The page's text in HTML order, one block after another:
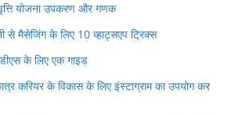
योजना उपकरण और गणक
से मैसेजिंग के लिए 10 व्हाट्सएप ट्रिक्स
के लिए एक गाइड
करियर के विकास के लिए इंस्टाग्राम का उपयोग कर